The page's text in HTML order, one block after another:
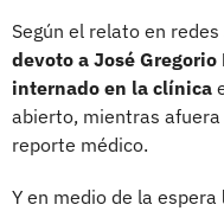
Según el relato en
devoto a José
internado en la clínica
abierto, mientras
reporte médico.
Y en medio de la espera